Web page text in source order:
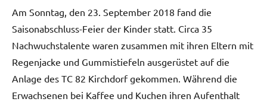
Am Sonntag, den 23. September 2018 fand die
Saisonabschluss-Feier der Kinder statt. Circa 35
Nachwuchstalente waren zusammen mit ihren Eltern mit
Regenjacke und Gummistiefeln ausgerüstet auf die
Anlage des TC 82 Kirchdorf gekommen. Während die
Erwachsenen bei Kaffee und Kuchen ihren Aufenthalt